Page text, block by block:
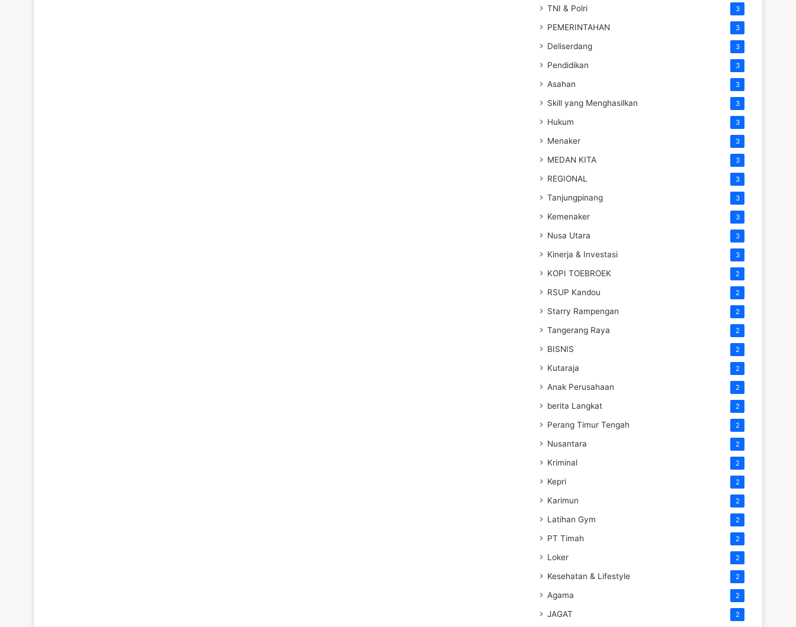
TNI & Polri 3
PEMERINTAHAN 3
Deliserdang 3
Pendidikan 3
Asahan 3
Skill yang Menghasilkan 3
Hukum 3
Menaker 3
MEDAN KITA 3
REGIONAL 3
Tanjungpinang 3
Kemenaker 3
Nusa Utara 3
Kinerja & Investasi 3
KOPI TOEBROEK 2
RSUP Kandou 2
Starry Rampengan 2
Tangerang Raya 2
BISNIS 2
Kutaraja 2
Anak Perusahaan 2
berita Langkat 2
Perang Timur Tengah 2
Nusantara 2
Kriminal 2
Kepri 2
Karimun 2
Latihan Gym 2
PT Timah 2
Loker 2
Kesehatan & Lifestyle 2
Agama 2
JAGAT 2